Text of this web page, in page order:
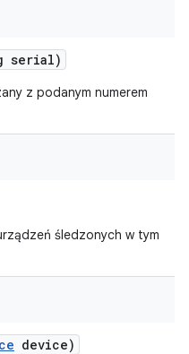
serial)
z podanym numerem
śledzonych w tym
device)